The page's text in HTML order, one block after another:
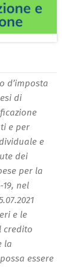
d’imposta
di
e per
e
dei
per la
nel
e le
credito
la
essere